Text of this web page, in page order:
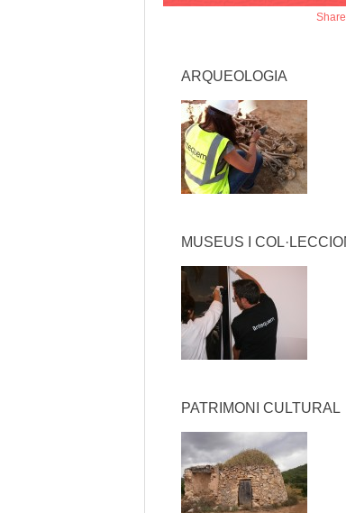
Share
ARQUEOLOGIA
MUSEUS I
PATRIMONI CULTURAL